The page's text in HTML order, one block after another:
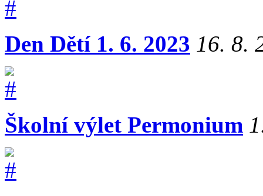
Den Dětí 1. 6. 2023 16. 8.
Školní výlet Permonium